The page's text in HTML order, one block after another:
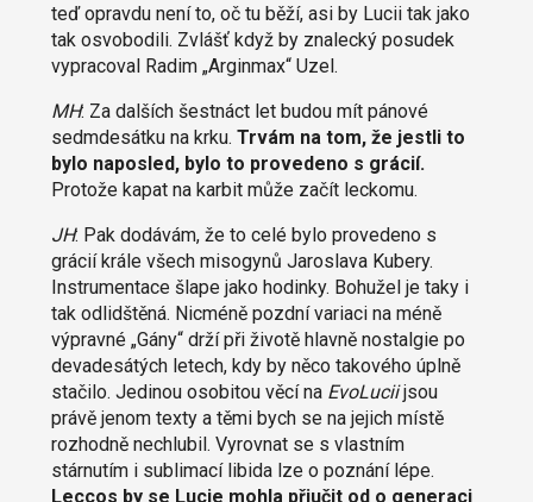
teď opravdu není to, oč tu běží, asi by Lucii tak jako
tak osvobodili. Zvlášť když by znalecký posudek
vypracoval Radim „Arginmax“ Uzel.
MH: Za dalších šestnáct let budou mít pánové
sedmdesátku na krku. Trvám na tom, že jestli to
bylo naposled, bylo to provedeno s grácií.
Protože kapat na karbit může začít leckomu.
JH: Pak dodávám, že to celé bylo provedeno s
grácií krále všech misogynů Jaroslava Kubery.
Instrumentace šlape jako hodinky. Bohužel je taky i
tak odlidštěná. Nicméně pozdní variaci na méně
výpravné „Gány“ drží při životě hlavně nostalgie po
devadesátých letech, kdy by něco takového úplně
stačilo. Jedinou osobitou věcí na EvoLuciijsou
právě jenom texty a těmi bych se na jejich místě
rozhodně nechlubil. Vyrovnat se s vlastním
stárnutím i sublimací libida lze o poznání lépe.
Leccos by se Lucie mohla přiučit od o generaci